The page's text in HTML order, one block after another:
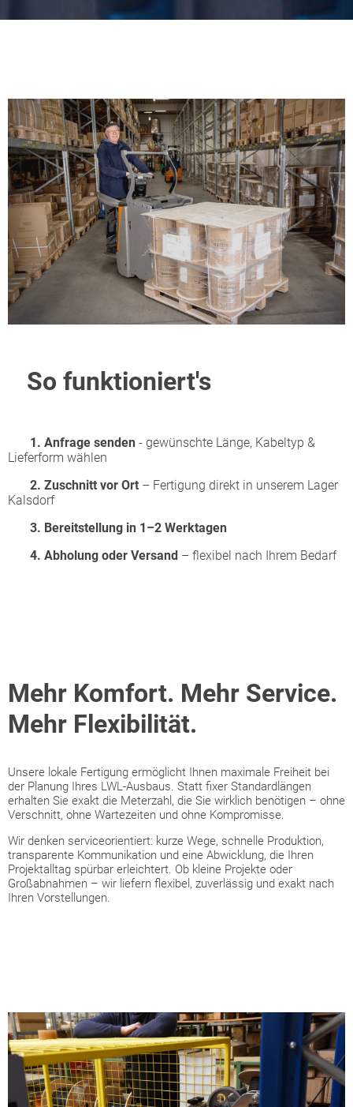
So funktioniert's
1. Anfrage senden - gewünschte Länge, Kabeltyp &
Lieferform wählen
2. Zuschnitt vor Ort – Fertigung direkt in unserem Lager
Kalsdorf
3. Bereitstellung in 1–2 Werktagen
4. Abholung oder Versand – flexibel nach Ihrem Bedarf
Mehr Komfort. Mehr Service.
Mehr Flexibilität.
Unsere lokale Fertigung ermöglicht Ihnen maximale Freiheit bei
der Planung Ihres LWL-Ausbaus. Statt fixer Standardlängen
erhalten Sie exakt die Meterzahl, die Sie wirklich benötigen – ohne
Verschnitt, ohne Wartezeiten und ohne Kompromisse.
Wir denken serviceorientiert: kurze Wege, schnelle Produktion,
transparente Kommunikation und eine Abwicklung, die Ihren
Projektalltag spürbar erleichtert. Ob kleine Projekte oder
Großabnahmen – wir liefern flexibel, zuverlässig und exakt nach
Ihren Vorstellungen.